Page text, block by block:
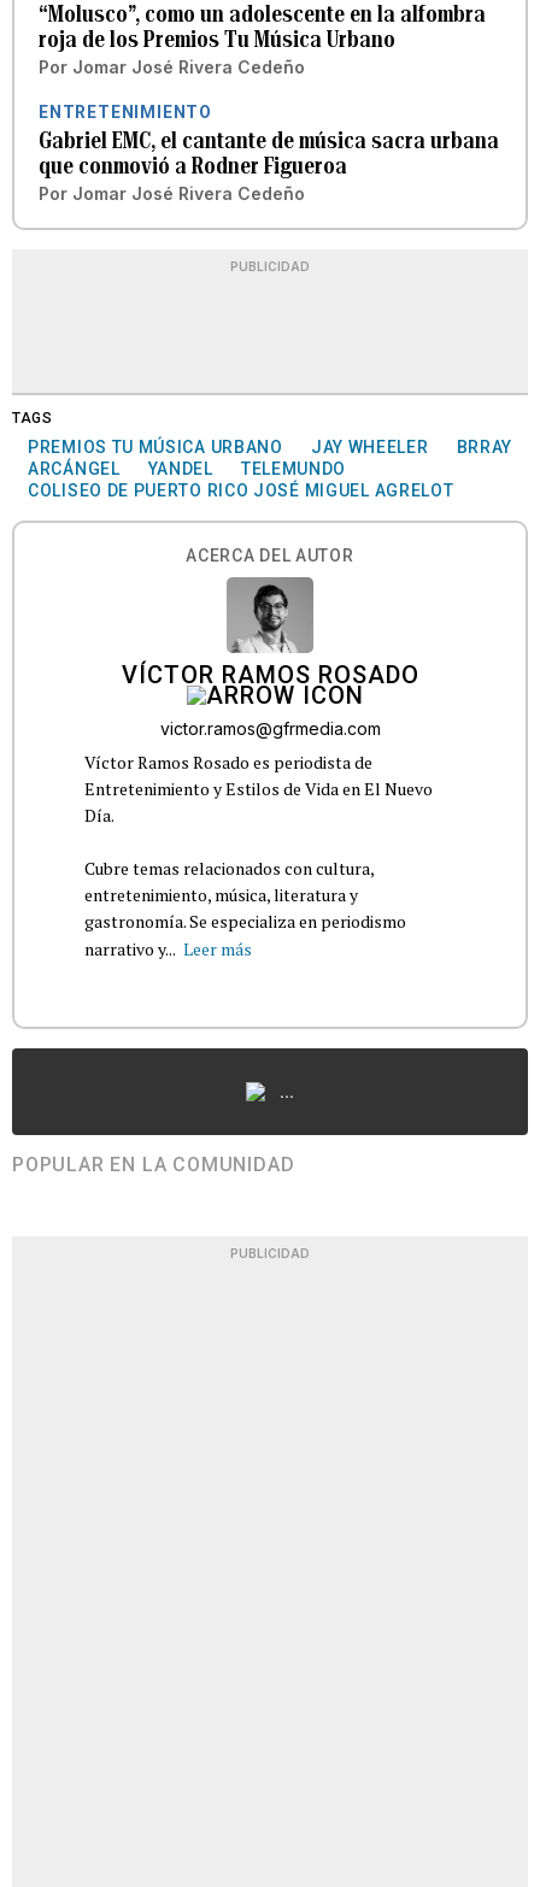
“Molusco”, como un adolescente en la alfombra
roja de los Premios Tu Música Urbano
Por Jomar José Rivera Cedeño
ENTRETENIMIENTO
Gabriel EMC, el cantante de música sacra urbana
que conmovió a Rodner Figueroa
Por Jomar José Rivera Cedeño
PUBLICIDAD
TAGS
PREMIOS TU MÚSICA URBANO JAY WHEELER
BRRAY
ARCÁNGEL
YANDEL
TELEMUNDO
COLISEO DE PUERTO RICO JOSÉ MIGUEL AGRELOT
ACERCA DEL AUTOR
VÍCTOR RAMOS ROSADO
victor.ramos@gfrmedia.com
Víctor Ramos Rosado es periodista de
Entretenimiento y Estilos de Vida en El Nuevo
Día.
Cubre temas relacionados con cultura,
entretenimiento, música, literatura y
gastronomía. Se especializa en periodismo
narrativo y... Leer más
...
POPULAR EN LA COMUNIDAD
PUBLICIDAD